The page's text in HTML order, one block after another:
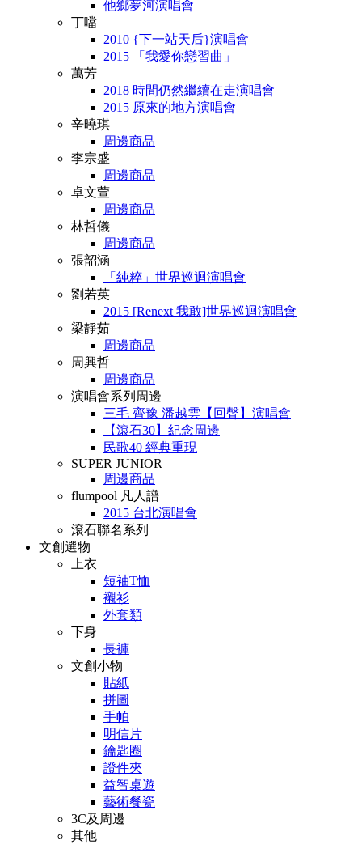
他鄉夢河演唱會
丁噹
2010 {下一站天后}演唱會
2015 「我愛你戀習曲」
萬芳
2018 時間仍然繼續在走演唱會
2015 原來的地方演唱會
辛曉琪
周邊商品
李宗盛
周邊商品
卓文萱
周邊商品
林哲儀
周邊商品
張韶涵
「純粹」世界巡迴演唱會
劉若英
2015 [Renext 我敢]世界巡迴演唱會
梁靜茹
周邊商品
周興哲
周邊商品
演唱會系列周邊
三毛 齊豫 潘越雲【回聲】演唱會
【滾石30】紀念周邊
民歌40 經典重現
SUPER JUNIOR
周邊商品
flumpool 凡人譜
2015 台北演唱會
滾石聯名系列
文創選物
上衣
短袖T恤
襯衫
外套類
下身
長褲
文創小物
貼紙
拼圖
手帕
明信片
鑰匙圈
證件夾
益智桌遊
藝術餐瓷
3C及周邊
其他